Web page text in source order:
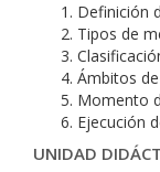
Definición
Tipos de
Ámbitos
Momento
Ejecución
UNIDAD